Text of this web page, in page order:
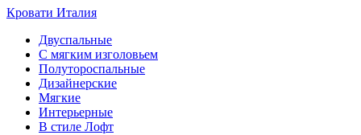
Кровати Италия
Двуспальные
С мягким изголовьем
Полутороспальные
Дизайнерские
Мягкие
Интерьерные
В стиле Лофт